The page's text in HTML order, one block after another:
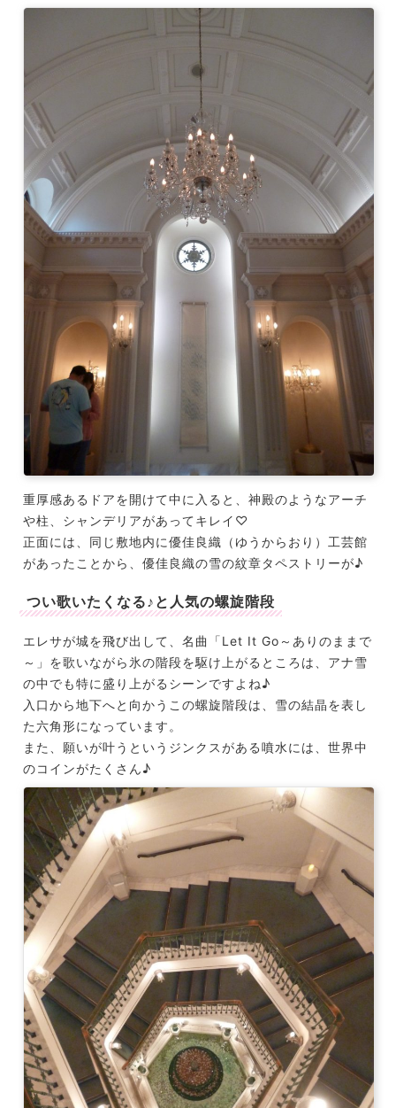
重厚感あるドアを開けて中に入ると、神殿のようなアーチ
や柱、シャンデリアがあってキレイ♡
正面には、同じ敷地内に優佳良織（ゆうからおり）工芸館
があったことから、優佳良織の雪の紋章タペストリーが♪
つい歌いたくなる♪と人気の螺旋階段
エレサが城を飛び出して、名曲「Let It Go～ありのままで
～」を歌いながら氷の階段を駆け上がるところは、アナ雪
の中でも特に盛り上がるシーンですよね♪
入口から地下へと向かうこの螺旋階段は、雪の結晶を表し
た六角形になっています。
また、願いが叶うというジンクスがある噴水には、世界中
のコインがたくさん♪